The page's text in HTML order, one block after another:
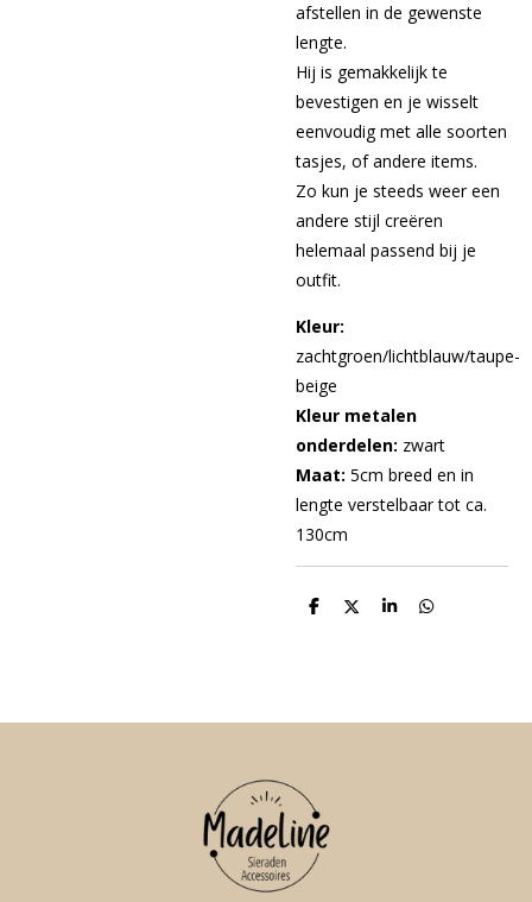
afstellen in de gewenste
lengte.
Hij is gemakkelijk te
bevestigen en je wisselt
eenvoudig met alle soorten
tasjes, of andere items.
Zo kun je steeds weer een
andere stijl creëren
helemaal passend bij je
outfit.
Kleur:
zachtgroen/lichtblauw/taupe-
beige
Kleur metalen
onderdelen: zwart
Maat: 5cm breed en in
lengte verstelbaar tot ca.
130cm
D
D
S
D